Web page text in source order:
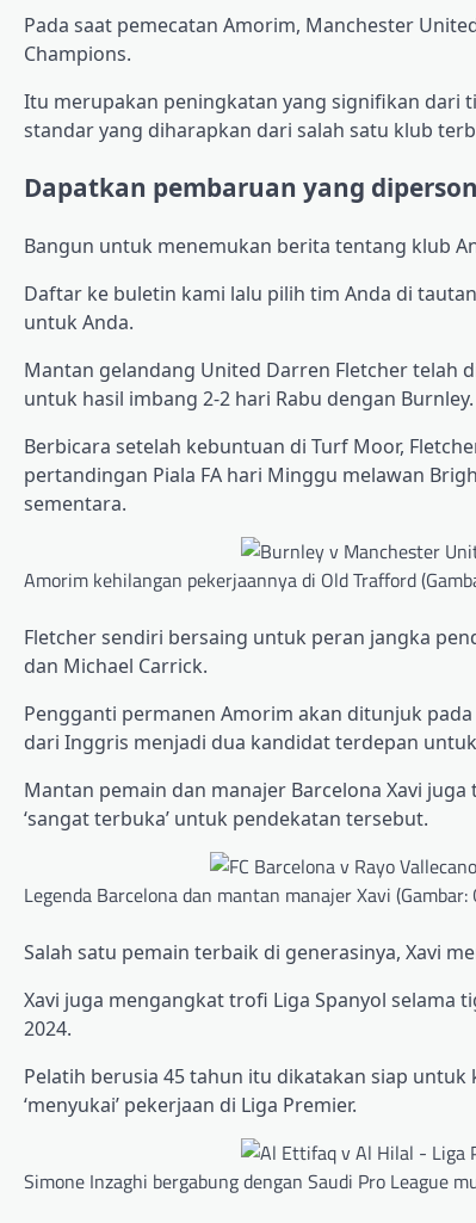
Pada saat pemecatan Amorim, Manchester
Champions.
Itu merupakan peningkatan yang signifikan dari
standar yang diharapkan dari salah satu klub
Dapatkan pembaruan yang
Bangun untuk menemukan berita tentang klub
Daftar ke buletin kami lalu pilih tim Anda di
untuk Anda.
Mantan gelandang United Darren Fletcher telah
untuk hasil imbang 2-2 hari Rabu dengan Burnley.
Berbicara setelah kebuntuan di Turf Moor,
pertandingan Piala FA hari Minggu melawan
sementara.
Amorim kehilangan pekerjaannya di Old Trafford
Fletcher sendiri bersaing untuk peran jangka
dan Michael Carrick.
Pengganti permanen Amorim akan ditunjuk
dari Inggris menjadi dua kandidat terdepan
Mantan pemain dan manajer Barcelona Xavi
‘sangat terbuka’ untuk pendekatan tersebut.
Legenda Barcelona dan mantan manajer Xavi (Gambar:
Salah satu pemain terbaik di generasinya, Xavi
Xavi juga mengangkat trofi Liga Spanyol selama
2024.
Pelatih berusia 45 tahun itu dikatakan siap
‘menyukai’ pekerjaan di Liga Premier.
Simone Inzaghi bergabung dengan Saudi Pro League